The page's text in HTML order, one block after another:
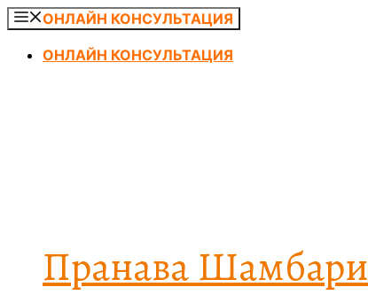
Перейти
содержимому
ОНЛАЙН КОНСУЛЬТАЦИЯ
ОНЛАЙН КОНСУЛЬТАЦИЯ
Пранава Шамбари